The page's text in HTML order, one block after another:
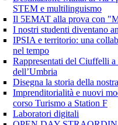
STEM e multilinguismo
Il 5EMAT alla prova con
I nostri studenti diventano
IPSIA e territorio: una
nel tempo
Rappresentati del Ciuffelli
dell’Umbria
Disegna la storia della
Imprenditorialità e nuovi
corso Turismo a Station F
Laboratori digitali